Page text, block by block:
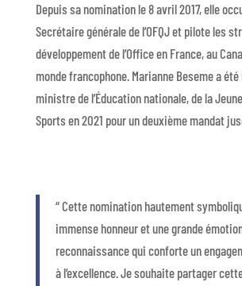
Depuis sa nomination le 8 avril 2017, elle
Secrétaire générale de l’OFQJ et pilote les
développement de l’Office en France, au
monde francophone. Marianne Beseme a
ministre de l’Éducation nationale, de la
Sports en 2021 pour un deuxième mandat
“Cette nomination hautement
immense honneur et une grande
reconnaissance qui conforte un
à l’excellence. Je souhaite partager